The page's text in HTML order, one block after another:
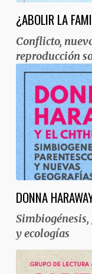
¿ABOLIR LA
Conflicto,
reproducción
DONNA
Simbiogénesis,
y ecologías